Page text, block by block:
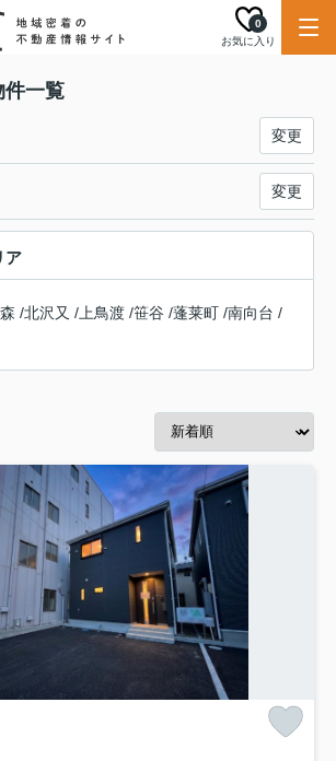
お気に入り
0
件一覧
変更
変更
ア
/北沢又 / 上鳥渡 /笹谷 /蓬莱町 /南向台 /